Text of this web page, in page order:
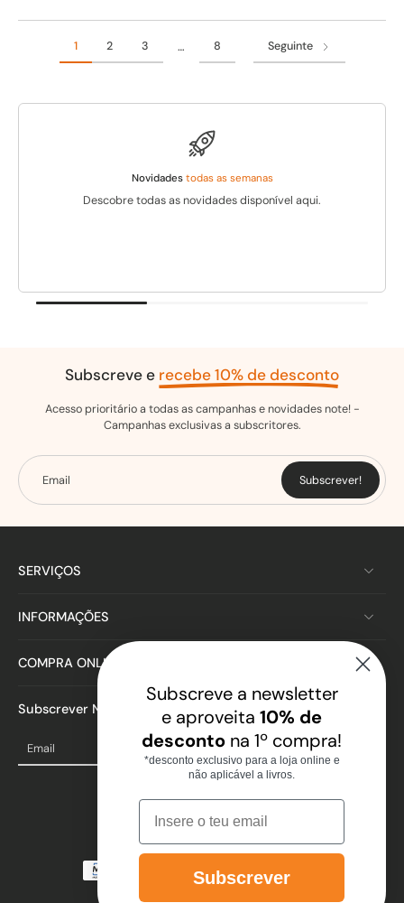
1 2 3 … 8 Seguinte
Novidades todas as semanas
Descobre todas as novidades disponível aqui.
Subscreve e recebe 10% de desconto
Acesso prioritário a todas as campanhas e novidades note! -
Campanhas exclusivas a subscritores.
Email Subscrever!
SERVIÇOS
INFORMAÇÕES
COMPRA ONLINE
Subscrever Newsletter
Email
Subscreve a newsletter
e aproveita 10% de
desconto na 1º compra!
*desconto exclusivo para a loja online e
não aplicável a livros.
Email
Subscrever